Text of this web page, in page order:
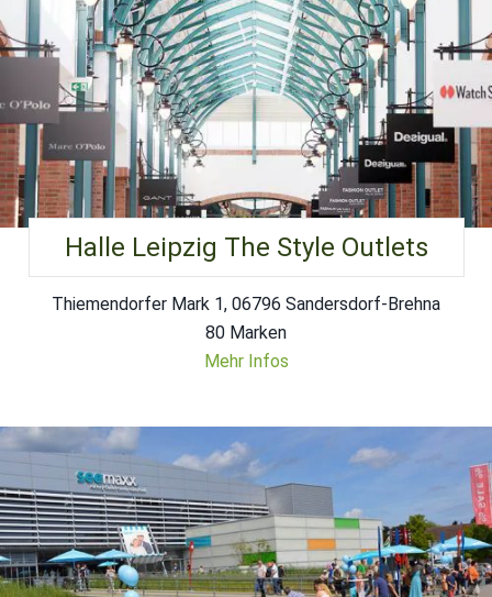
Halle Leipzig The Style Outlets
Thiemendorfer Mark 1, 06796 Sandersdorf-Brehna
80 Marken
Mehr Infos